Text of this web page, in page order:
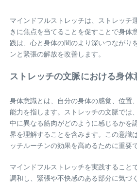
マインドフルストレッチは、ストレッチ
きに焦点を当てることを促すことで身体
践は、心と身体の間のより深いつながり
ンと緊張の解放を改善します。
ストレッチの文脈における身体
身体意識とは、自分の身体の感覚、位置
能力を指します。ストレッチの文脈では
中に異なる筋肉がどのように感じるかを
界を理解することを含みます。この意識
ッチルーチンの効果を高めるために重要で
マインドフルストレッチを実践すること
調和し、緊張や不快感のある部分に気づ